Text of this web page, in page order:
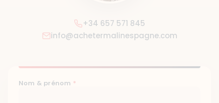
+34 657 571 845
info@achetermalinespagne.com
Nom & prénom *